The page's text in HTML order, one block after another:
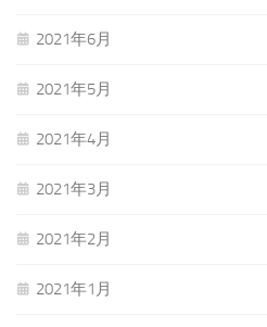
2021年6月
2021年5月
2021年4月
2021年3月
2021年2月
2021年1月